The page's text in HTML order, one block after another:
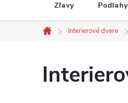
Zľavy Podlahy
Domov
Interierové dvere